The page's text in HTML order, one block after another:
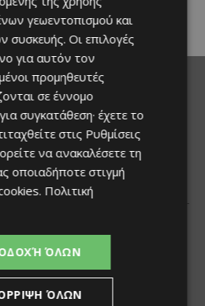
γεωεντοπισμού και
συσκευής. Οι επιλογές
για αυτόν τον
προμηθευτές
σε έννομο
συγκατάθεση· έχετε το
στις Ρυθμίσεις
να ανακαλέσετε τη
οποιαδήποτε στιγμή
. Πολιτική
ΌΛΩΝ
ΌΛΩΝ